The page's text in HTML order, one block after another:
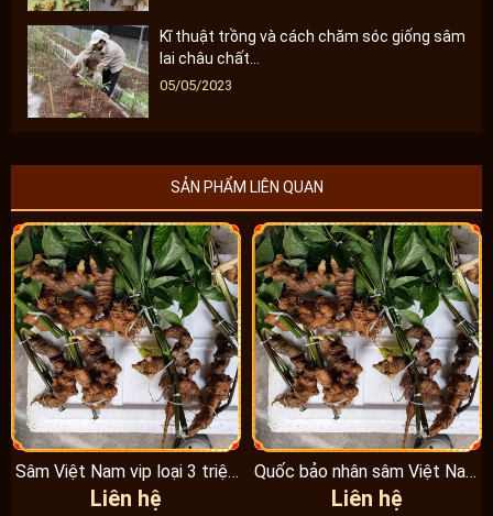
Kĩ thuật trồng và cách chăm sóc giống sâm
lai châu chất...
05/05/2023
SẢN PHẨM LIÊN QUAN
Sâm Việt Nam vip loại 3 triệu
1 kg, hàng...
Liên hệ
Quốc bảo nhân sâm Việt Nam
Vip 3, 15 năm...
Liên hệ